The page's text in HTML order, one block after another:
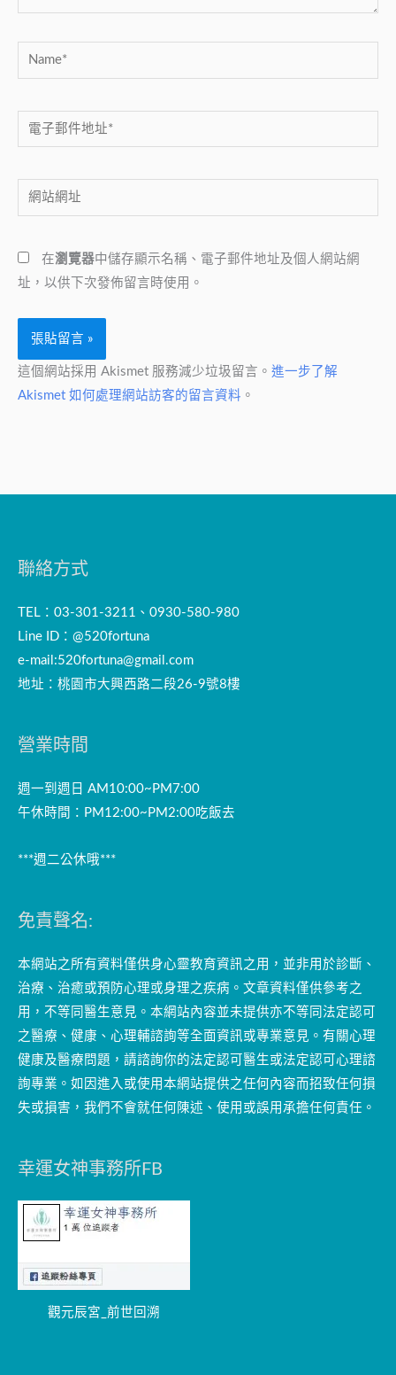
Name*
電
子
件
地
*
網
站
址
在瀏覽器中儲存顯示名稱、電子郵件地址及個人網站網
址，以供下次發佈留言時使用。
這個網站採用 Akismet 服務減少垃圾留言。 進一步了解
Akismet 如何處理網站訪客的留言資料 。
聯絡方式
TEL：03-301-3211、0930-580-980
Line ID：@520fortuna
e-mail:520fortuna@gmail.com
地址：桃園市大興西路二段26-9號8樓
營業時間
週一到週日 AM10:00~PM7:00
午休時間：PM12:00~PM2:00吃飯去
***週二公休哦***
免責聲名:
本網站之所有資料僅供身心靈教育資訊之用，並非用於診斷、
治療、治癒或預防心理或身理之疾病。文章資料僅供參考之
用，不等同醫生意見。本網站內容並未提供亦不等同法定認可
之醫療、健康、心理輔諮詢等全面資訊或專業意見。有關心理
健康及醫療問題，請諮詢你的法定認可醫生或法定認可心理諮
詢專業。如因進入或使用本網站提供之任何內容而招致任何損
失或損害，我們不會就任何陳述、使用或誤用承擔任何責任。
幸運女神事務所FB
觀元辰宮_前世回溯